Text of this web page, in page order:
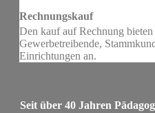
Rechnungskauf
Den kauf auf Rechnung
Gewerbetreibende,
Einrichtungen an.
Seit über 40 Jahren